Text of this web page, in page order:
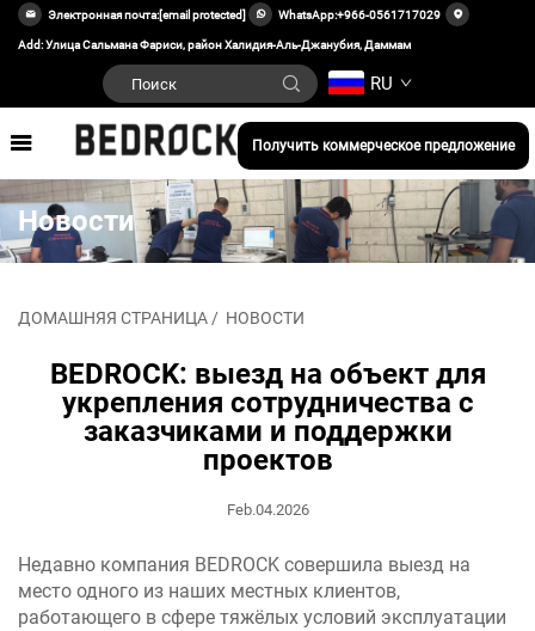
Электронная почта:[email protected] WhatsApp:+966-0561717029
Add: Улица Сальмана Фариси, район Халидия-Аль-Джанубия, Даммам
RU
Получить коммерческое предложение
Новости
ДОМАШНЯЯ СТРАНИЦА / НОВОСТИ
BEDROCK: выезд на объект для
укрепления сотрудничества с
заказчиками и поддержки
проектов
Feb.04.2026
Недавно компания BEDROCK совершила выезд на
место одного из наших местных клиентов,
работающего в сфере тяжёлых условий эксплуатации